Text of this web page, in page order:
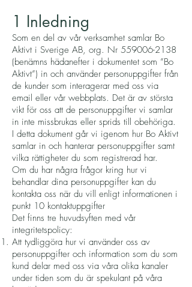
1 Inledning
Som en del av vår verksamhet samlar Bo
Aktivt i Sverige AB, org. Nr 559006-2138
(benämns hädanefter i dokumentet som ”Bo
Aktivt”) in och använder personuppgifter från
de kunder som interagerar med oss via
email eller vår webbplats. Det är av största
vikt för oss att de personuppgifter vi samlar
in inte missbrukas eller sprids till obehöriga.
I detta dokument går vi igenom hur Bo Aktivt
samlar in och hanterar personuppgifter samt
vilka rättigheter du som registrerad har.
Om du har några frågor kring hur vi
behandlar dina personuppgifter kan du
kontakta oss när du vill enligt informationen i
punkt 10 kontaktuppgifter
Det finns tre huvudsyften med vår
integritetspolicy:
Att tydliggöra hur vi använder oss av
personuppgifter och information som du som
kund delar med oss via våra olika kanaler
under tiden som du är spekulant på våra